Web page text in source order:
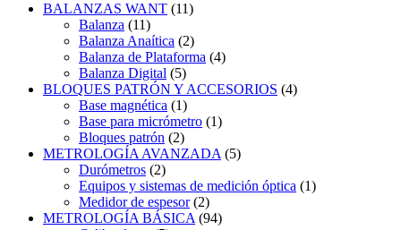
BALANZAS WANT (11)
Balanza (11)
Balanza Anaítica (2)
Balanza de Plataforma (4)
Balanza Digital (5)
BLOQUES PATRÓN Y ACCESORIOS (4)
Base magnética (1)
Base para micrómetro (1)
Bloques patrón (2)
METROLOGÍA AVANZADA (5)
Durómetros (2)
Equipos y sistemas de medición óptica (1)
Medidor de espesor (2)
METROLOGÍA BÁSICA (94)